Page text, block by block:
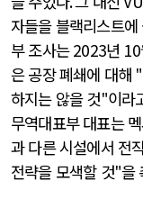
자들을 블랙리스트에
부 조사는2023년 10
은 공장 폐쇄에 대해 "
하지는 않을 것"이라
무역대표부 대표는
과 다른 시설에서 전직
전략을 모색할 것"을